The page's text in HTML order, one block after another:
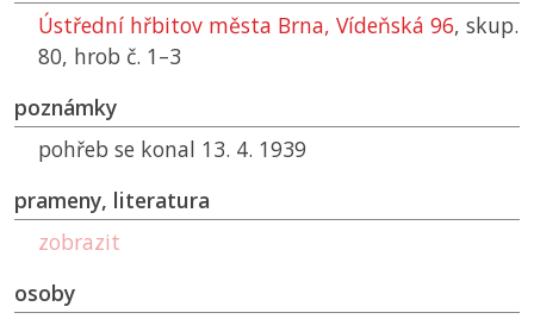
Ústřední hřbitov města Brna, Vídeňská 96, skup.
80, hrob č. 1–3
poznámky
pohřeb se konal 13. 4. 1939
prameny, literatura
zobrazit
osoby